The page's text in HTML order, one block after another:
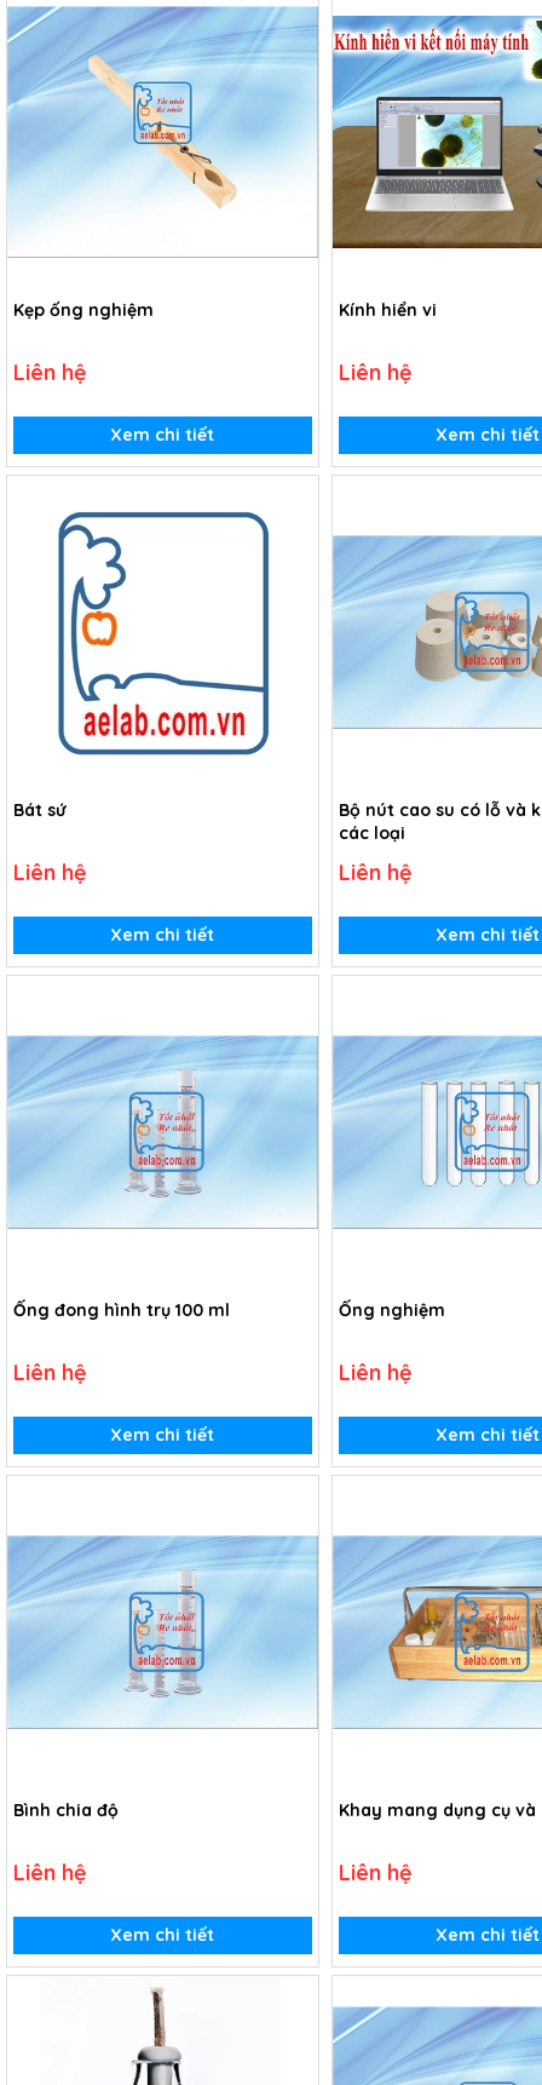
Kẹp ống nghiệm
Liên hệ
Xem chi tiết
Kính hiển vi
Liên hệ
Xem chi tiết
Bát sứ
Liên hệ
Xem chi tiết
Bộ nút cao su có lỗ và
các loại
Liên hệ
Xem chi tiết
Ống đong hình trụ 100 ml
Liên hệ
Xem chi tiết
Ống nghiệm
Liên hệ
Xem chi tiết
Bình chia độ
Liên hệ
Xem chi tiết
Khay mang dụng cụ
Liên hệ
Xem chi tiết